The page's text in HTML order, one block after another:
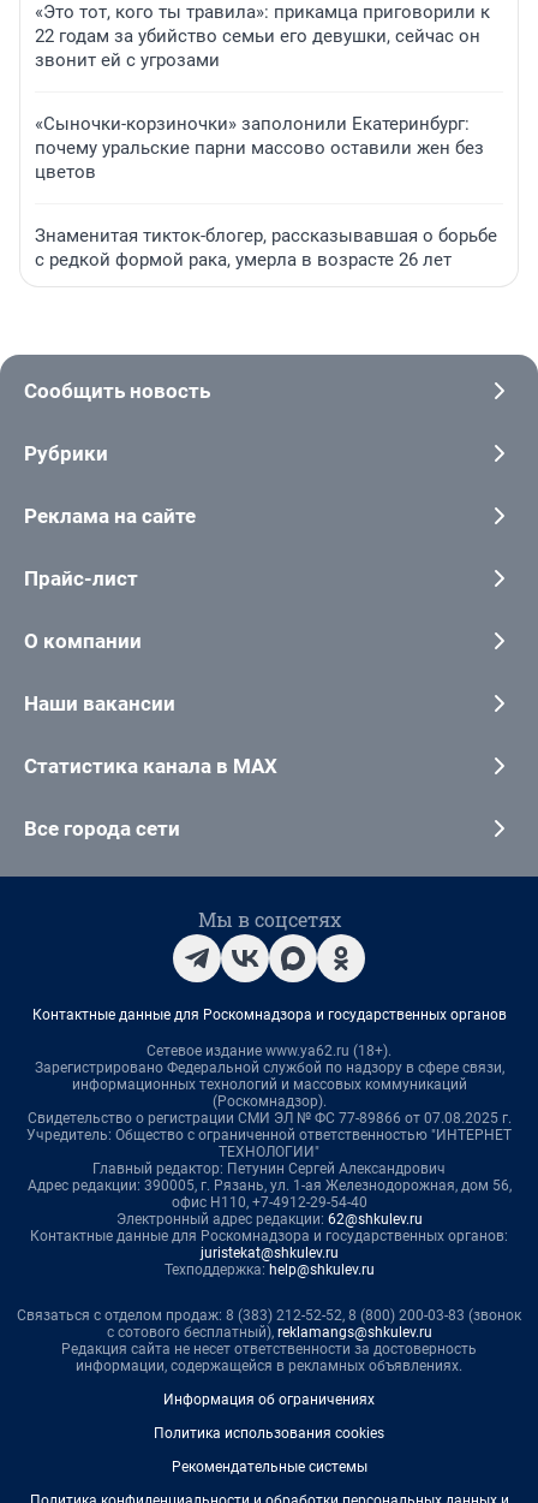
«Это тот, кого ты травила»: прикамца приговорили к
22 годам за убийство семьи его девушки, сейчас он
звонит ей с угрозами
«Сыночки-корзиночки» заполонили Екатеринбург:
почему уральские парни массово оставили жен без
цветов
Знаменитая тикток-блогер, рассказывавшая о борьбе
с редкой формой рака, умерла в возрасте 26 лет
Сообщить новость
Рубрики
Реклама на сайте
Прайс-лист
О компании
Наши вакансии
Статистика канала в MAX
Все города сети
Мы в соцсетях
Контактные данные для Роскомнадзора и государственных органов
Сетевое издание www.ya62.ru (18+).
Зарегистрировано Федеральной службой по надзору в сфере связи,
информационных технологий и массовых коммуникаций
(Роскомнадзор).
Свидетельство о регистрации СМИ ЭЛ № ФС 77-89866 от 07.08.2025 г.
Учредитель: Общество с ограниченной ответственностью "ИНТЕРНЕТ
ТЕХНОЛОГИИ"
Главный редактор: Петунин Сергей Александрович
Адрес редакции: 390005, г. Рязань, ул. 1-ая Железнодорожная, дом 56,
офис Н110, +7-4912-29-54-40
Электронный адрес редакции: 62@shkulev.ru
Контактные данные для Роскомнадзора и государственных органов:
juristekat@shkulev.ru
Техподдержка: help@shkulev.ru
Связаться с отделом продаж: 8 (383) 212-52-52, 8 (800) 200-03-83 (звонок
с сотового бесплатный), reklamangs@shkulev.ru
Редакция сайта не несет ответственности за достоверность
информации, содержащейся в рекламных объявлениях.
Информация об ограничениях
Политика использования cookies
Рекомендательные системы